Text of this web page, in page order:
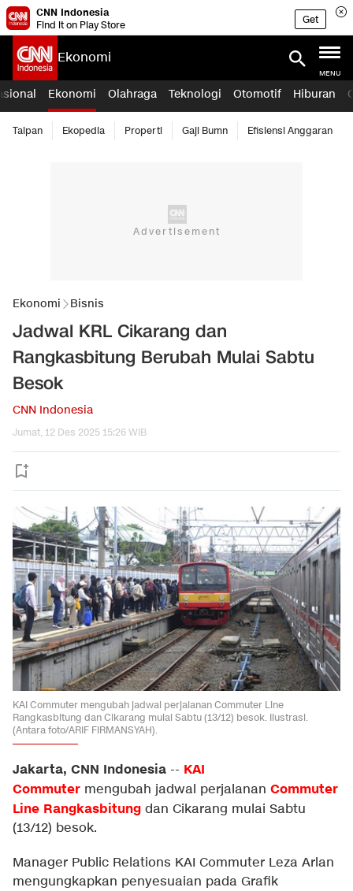
CNN Indonesia
Find it on Play Store
Get
Ekonomi
MENU
Ekonomi Olahraga Teknologi Otomotif Hiburan
Taipan Ekopedia Properti Gaji Bumn Efisiensi Anggaran
Ekonomi Bisnis
Jadwal KRL Cikarang dan
Rangkasbitung Berubah Mulai Sabtu
Besok
CNN Indonesia
Jumat, 12 Des 2025 15:26 WIB
KAI Commuter mengubah jadwal perjalanan Commuter Line
Rangkasbitung dan Cikarang mulai Sabtu (13/12) besok. Ilustrasi.
(Antara foto/ARIF FIRMANSYAH).
Jakarta, CNN Indonesia -- KAI
Commuter mengubah jadwal perjalanan Commuter
Line Rangkasbitung dan Cikarang mulai Sabtu
(13/12) besok.
Manager Public Relations KAI Commuter Leza Arlan
mengungkapkan penyesuaian pada Grafik